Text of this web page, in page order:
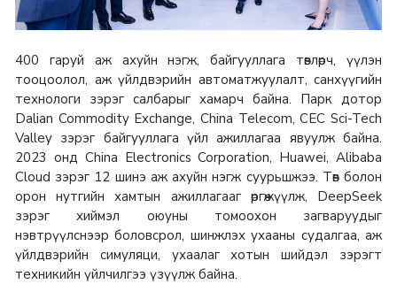
400 гаруй аж ахуйн нэгж, байгууллага төвлөрч, үүлэн
тооцоолол, аж үйлдвэрийн автоматжуулалт, санхүүгийн
технологи зэрэг салбарыг хамарч байна. Парк дотор
Dalian Commodity Exchange, China Telecom, CEC Sci-Tech
Valley зэрэг байгууллага үйл ажиллагаа явуулж байна.
2023 онд China Electronics Corporation, Huawei, Alibaba
Cloud зэрэг 12 шинэ аж ахуйн нэгж суурьшжээ. Төв болон
орон нутгийн хамтын ажиллагааг өргөжүүлж, DeepSeek
зэрэг хиймэл оюуны томоохон загваруудыг
нэвтрүүлснээр боловсрол, шинжлэх ухааны судалгаа, аж
үйлдвэрийн симуляци, ухаалаг хотын шийдэл зэрэгт
техникийн үйлчилгээ үзүүлж байна.